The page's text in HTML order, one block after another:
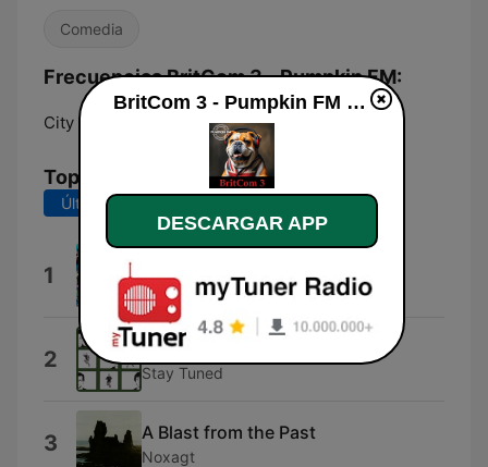
Comedia
Frecuencias BritCom 3 - Pumpkin FM:
City of London: Online
Top Canciones
Últimos 7 días
1 Blast From the Past
2 This Song Is For You
Stay Tuned
3 A Blast from the Past
Noxagt
BritCom 3 - Pumpkin FM en vivo
DESCARGAR APP